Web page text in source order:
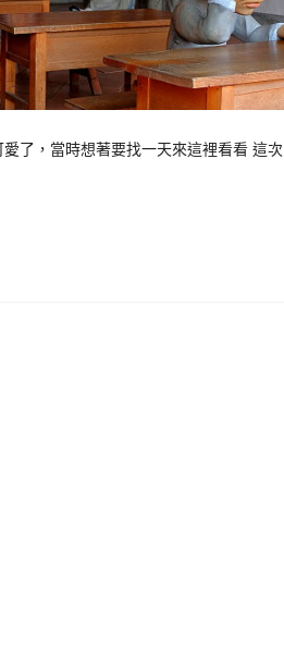
了，當時想著要找一天來這裡看看 這